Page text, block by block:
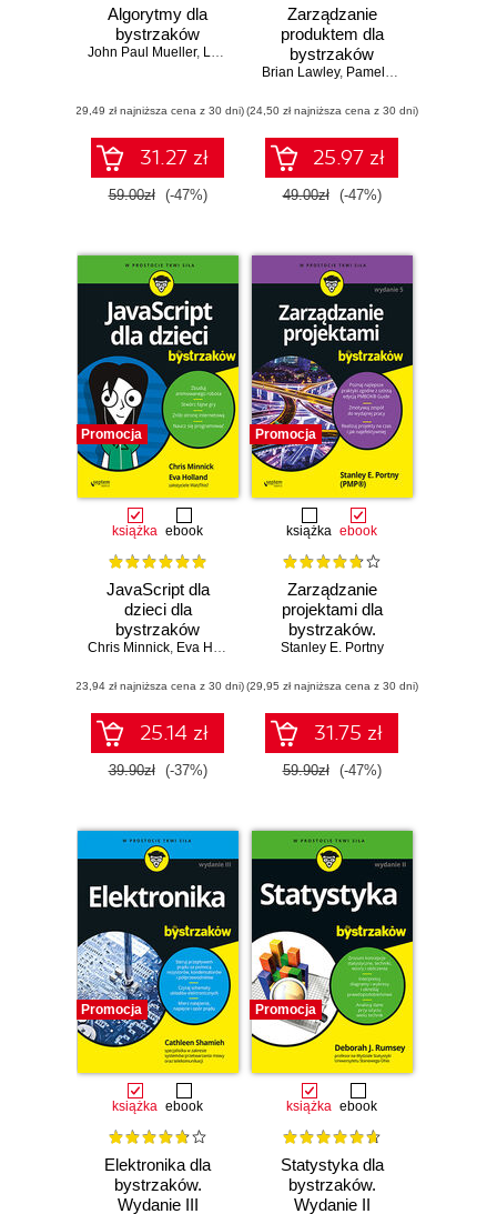
Algorytmy dla
bystrzaków
John Paul Mueller, Luca Massaron
(29,49 zł najniższa cena z 30 dni)
31.27 zł
59.00zł (-47%)
Zarządzanie
produktem dla
bystrzaków
Brian Lawley, Pamela Schure
(24,50 zł najniższa cena z 30 dni)
25.97 zł
49.00zł (-47%)
Promocja
książka ebook
JavaScript dla
dzieci dla
bystrzaków
Chris Minnick, Eva Holland
(23,94 zł najniższa cena z 30 dni)
25.14 zł
39.90zł (-37%)
Promocja
książka ebook
Zarządzanie
projektami dla
bystrzaków.
Wydanie V
Stanley E. Portny
(29,95 zł najniższa cena z 30 dni)
31.75 zł
59.90zł (-47%)
Promocja
książka ebook
Elektronika dla
bystrzaków.
Wydanie III
Promocja
książka ebook
Statystyka dla
bystrzaków.
Wydanie II